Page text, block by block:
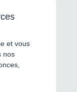
et vous
nos